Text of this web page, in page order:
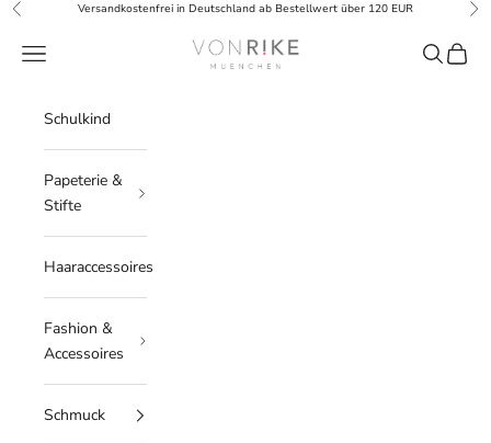
Zum Inhalt springen
Zurück Versandkostenfrei in Deutschland ab Bestellwert über 120 EUR Vor
Von Rike
Navigationsmenü öffnen Suche
Schulkind
Papeterie &
Stifte
Haaraccessoires
Fashion &
Accessoires
Schmuck